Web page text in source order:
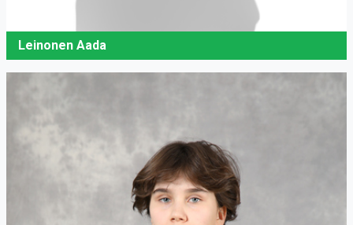
Leinonen Aada